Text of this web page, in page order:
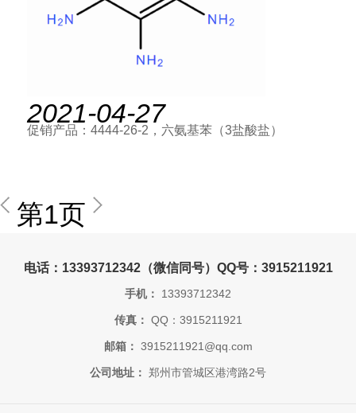
2021-04-27
促销产品：4444-26-2，六氨基苯（3盐酸盐）
第1页
电话：13393712342（微信同号）QQ号：3915211921
手机： 13393712342
传真： QQ：3915211921
邮箱： 3915211921@qq.com
公司地址： 郑州市管城区港湾路2号